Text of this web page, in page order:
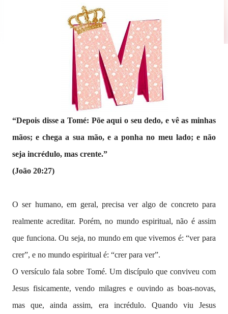
“Depois disse a Tomé: Põe aqui o seu dedo, e vê as minhas
mãos; e chega a sua mão, e a ponha no meu lado; e não
seja incrédulo, mas crente.”
(João 20:27)
O ser humano, em geral, precisa ver algo de concreto para
realmente acreditar. Porém, no mundo espiritual, não é assim
que funciona. Ou seja, no mundo em que vivemos é: “ver para
crer”, e no mundo espiritual é: “crer para ver”.
O versículo fala sobre Tomé. Um discípulo que conviveu com
Jesus fisicamente, vendo milagres e ouvindo as boas-novas,
mas que, ainda assim, era incrédulo. Quando viu Jesus